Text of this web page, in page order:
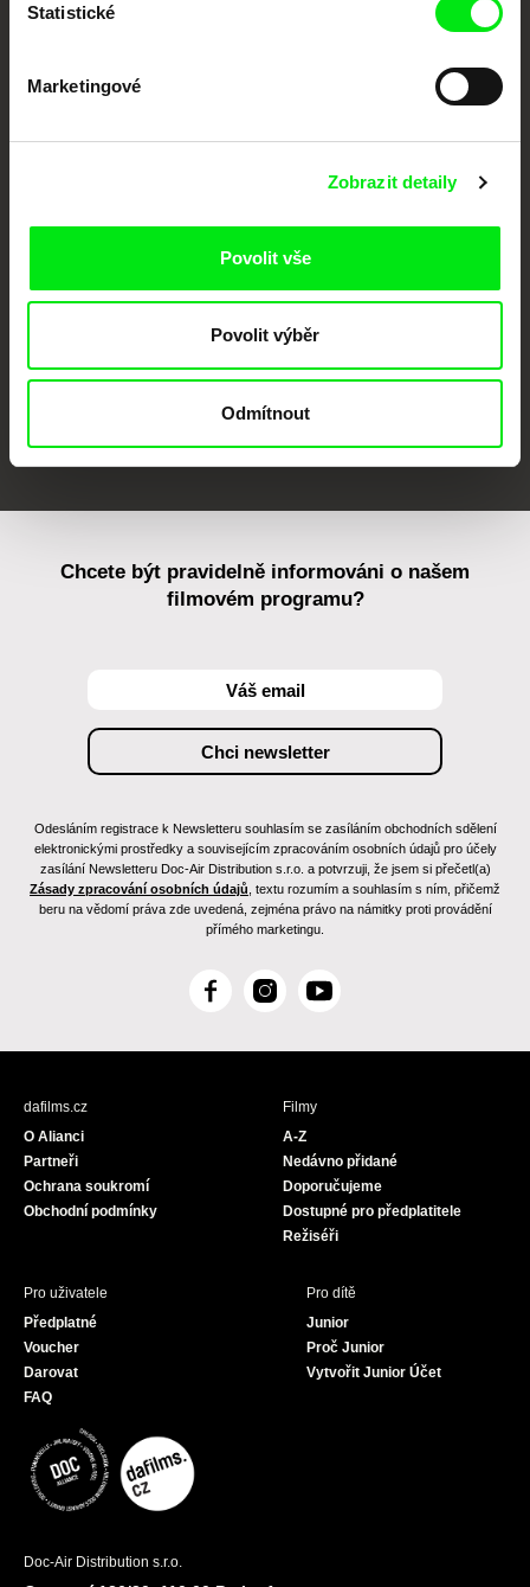
Statistické
Marketingové
Zobrazit detaily
Povolit vše
Povolit výběr
Odmítnout
MFDF Ji.hlava
Chcete být pravidelně informováni o našem
filmovém programu?
Odesláním registrace k Newsletteru souhlasím se zasíláním obchodních sdělení
elektronickými prostředky a souvisejícím zpracováním osobních údajů pro účely
zasílání Newsletteru Doc-Air Distribution s.r.o. a potvrzuji, že jsem si přečetl(a)
Zásady zpracování osobních údajů , textu rozumím a souhlasím s ním, přičemž
beru na vědomí práva zde uvedená, zejména právo na námitky proti provádění
přímého marketingu.
F
c
I
s
Y
u
dafilms.cz
O Alianci
Partneři
Ochrana soukromí
Obchodní podmínky
Filmy
A-Z
Nedávno přidané
Doporučujeme
Dostupné pro předplatitele
Režiséři
Pro uživatele
Předplatné
Voucher
Darovat
FAQ
Pro dítě
Junior
Proč Junior
Vytvořit Junior Účet
Doc-Air Distribution s.r.o.